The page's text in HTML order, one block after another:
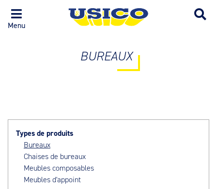
Menu
BUREAUX
Types de produits
Bureaux
Chaises de bureaux
Meubles composables
Meubles d'appoint